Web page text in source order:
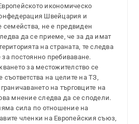
икономическо
Швейцария и
семейства, не е предвиден
да се приеме, че за да имат
на страната, те следва
постоянно пребиваване.
за местожителство се
съответства на целите на ТЗ,
на търговците на
мнение следва да се сподели.
сила по отношение на
членки на Европейския съюз,